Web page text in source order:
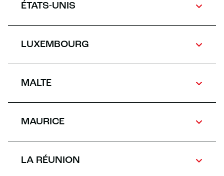
ÉTATS-UNIS
LUXEMBOURG
MALTE
MAURICE
LA RÉUNION